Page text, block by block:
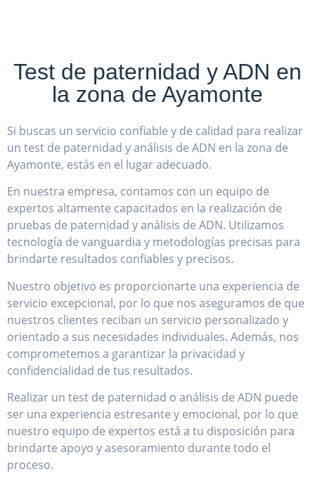
Test de paternidad y ADN en
la zona de Ayamonte
Si buscas un servicio confiable y de calidad para realizar
un test de paternidad y análisis de ADN en la zona de
Ayamonte, estás en el lugar adecuado.
En nuestra empresa, contamos con un equipo de
expertos altamente capacitados en la realización de
pruebas de paternidad y análisis de ADN. Utilizamos
tecnología de vanguardia y metodologías precisas para
brindarte resultados confiables y precisos.
Nuestro objetivo es proporcionarte una experiencia de
servicio excepcional, por lo que nos aseguramos de que
nuestros clientes reciban un servicio personalizado y
orientado a sus necesidades individuales. Además, nos
comprometemos a garantizar la privacidad y
confidencialidad de tus resultados.
Realizar un test de paternidad o análisis de ADN puede
ser una experiencia estresante y emocional, por lo que
nuestro equipo de expertos está a tu disposición para
brindarte apoyo y asesoramiento durante todo el
proceso.